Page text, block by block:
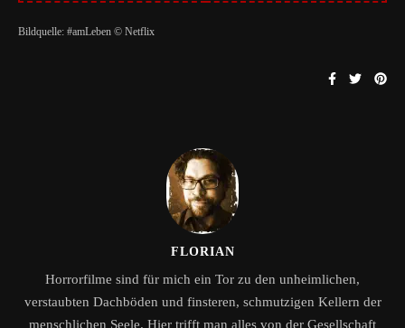
Bildquelle: #amLeben © Netflix
FLORIAN
Horrorfilme sind für mich ein Tor zu den unheimlichen,
verstaubten Dachböden und finsteren, schmutzigen Kellern der
menschlichen Seele. Hier trifft man alles von der Gesellschaft